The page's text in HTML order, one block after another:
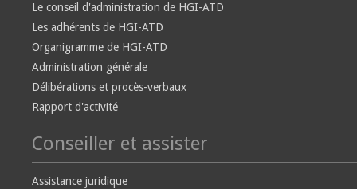
Le conseil d'administration de HGI-ATD
Les adhérents de HGI-ATD
Organigramme de HGI-ATD
Administration générale
Délibérations et procès-verbaux
Rapport d'activité
Conseiller et assister
Assistance juridique